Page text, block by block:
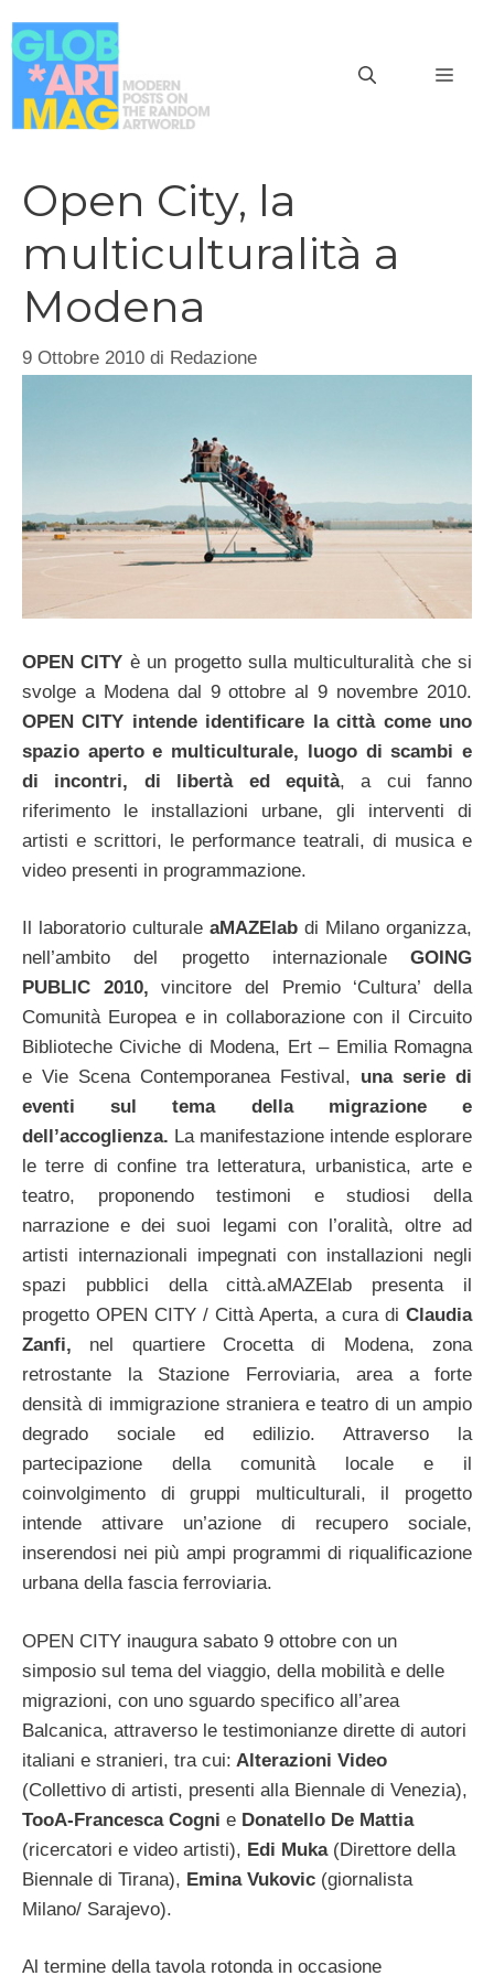
al
contenuto
Open City, la
multiculturalità a
Modena
9 Ottobre 2010 di Redazione
OPEN CITY è un progetto sulla multiculturalità che si
svolge a Modena dal 9 ottobre al 9 novembre 2010.
OPEN CITY intende identificare la città come uno
spazio aperto e multiculturale, luogo di scambi e
di incontri, di libertà ed equità, a cui fanno
riferimento le installazioni urbane, gli interventi di
artisti e scrittori, le performance teatrali, di musica e
video presenti in programmazione.
Il laboratorio culturale aMAZElab di Milano organizza,
nell’ambito del progetto internazionale GOING
PUBLIC 2010,vincitore del Premio ‘Cultura’ della
Comunità Europea e in collaborazione con il Circuito
Biblioteche Civiche di Modena, Ert – Emilia Romagna
e Vie Scena Contemporanea Festival, una serie di
eventi sul tema della migrazione e
dell’accoglienza. La manifestazione intende esplorare
le terre di confine tra letteratura, urbanistica, arte e
teatro, proponendo testimoni e studiosi della
narrazione e dei suoi legami con l’oralità, oltre ad
artisti internazionali impegnati con installazioni negli
spazi pubblici della città.aMAZElab presenta il
progetto OPEN CITY / Città Aperta, a cura di Claudia
Zanfi, nel quartiere Crocetta di Modena, zona
retrostante la Stazione Ferroviaria, area a forte
densità di immigrazione straniera e teatro di un ampio
degrado sociale ed edilizio. Attraverso la
partecipazione della comunità locale e il
coinvolgimento di gruppi multiculturali, il progetto
intende attivare un’azione di recupero sociale,
inserendosi nei più ampi programmi di riqualificazione
urbana della fascia ferroviaria.
OPEN CITY inaugura sabato 9 ottobre con un
simposio sul tema del viaggio, della mobilità e delle
migrazioni, con uno sguardo specifico all’area
Balcanica, attraverso le testimonianze dirette di autori
italiani e stranieri, tra cui: Alterazioni Video
(Collettivo di artisti, presenti alla Biennale di Venezia),
TooA-Francesca Cogni e Donatello De Mattia
(ricercatori e video artisti), Edi Muka (Direttore della
Biennale di Tirana), Emina Vukovic (giornalista
Milano/ Sarajevo).
Al termine della tavola rotonda in occasione